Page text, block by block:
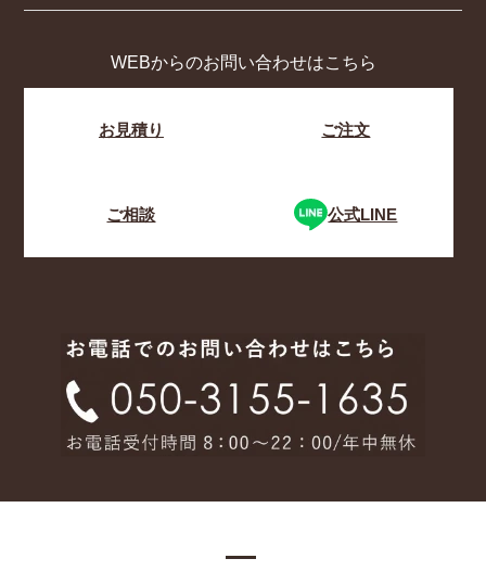
WEBからのお問い合わせはこちら
お見積り ご注文
ご相談 公式LINE